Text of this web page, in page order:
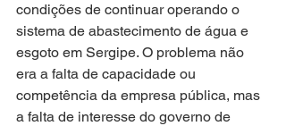
condições de continuar operando o
sistema de abastecimento de água e
esgoto em Sergipe. O problema não
era a falta de capacidade ou
competência da empresa pública, mas
a falta de interesse do governo de